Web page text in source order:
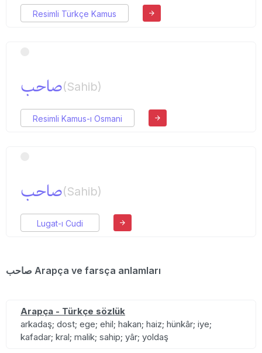
Resimli Türkçe Kamus
صاحب(Sahib)
Resimli Kamus-ı Osmani
صاحب(Sahib)
Lugat-ı Cudi
صاحب Arapça ve farsça anlamları
Arapça - Türkçe sözlük
arkadaş; dost; ege; ehil; hakan; haiz; hünkâr; iye;
kafadar; kral; malik; sahip; yâr; yoldaş